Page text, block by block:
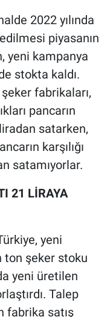
2022 yılında
piyasanın
yeni kampanya
stokta kaldı.
fabrikaları,
pancarın
satarken,
karşılığı
satamıyorlar.
21 LİRAYA
yeni
ton şeker stoku
yeni üretilen
Talep
fabrika satış